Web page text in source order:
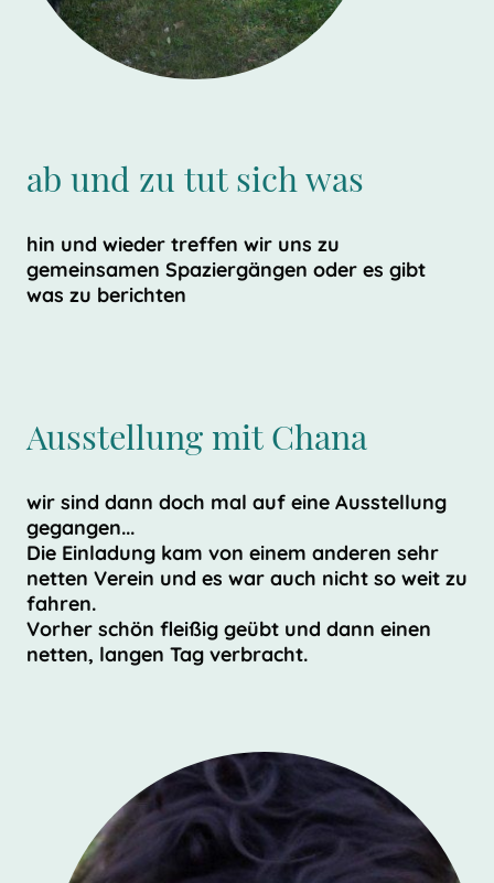
ab und zu tut sich was
hin und wieder treffen wir uns zu
gemeinsamen Spaziergängen oder es gibt
was zu berichten
Ausstellung mit Chana
wir sind dann doch mal auf eine Ausstellung
gegangen...
Die Einladung kam von einem anderen sehr
netten Verein und es war auch nicht so weit zu
fahren.
Vorher schön fleißig geübt und dann einen
netten, langen Tag verbracht.